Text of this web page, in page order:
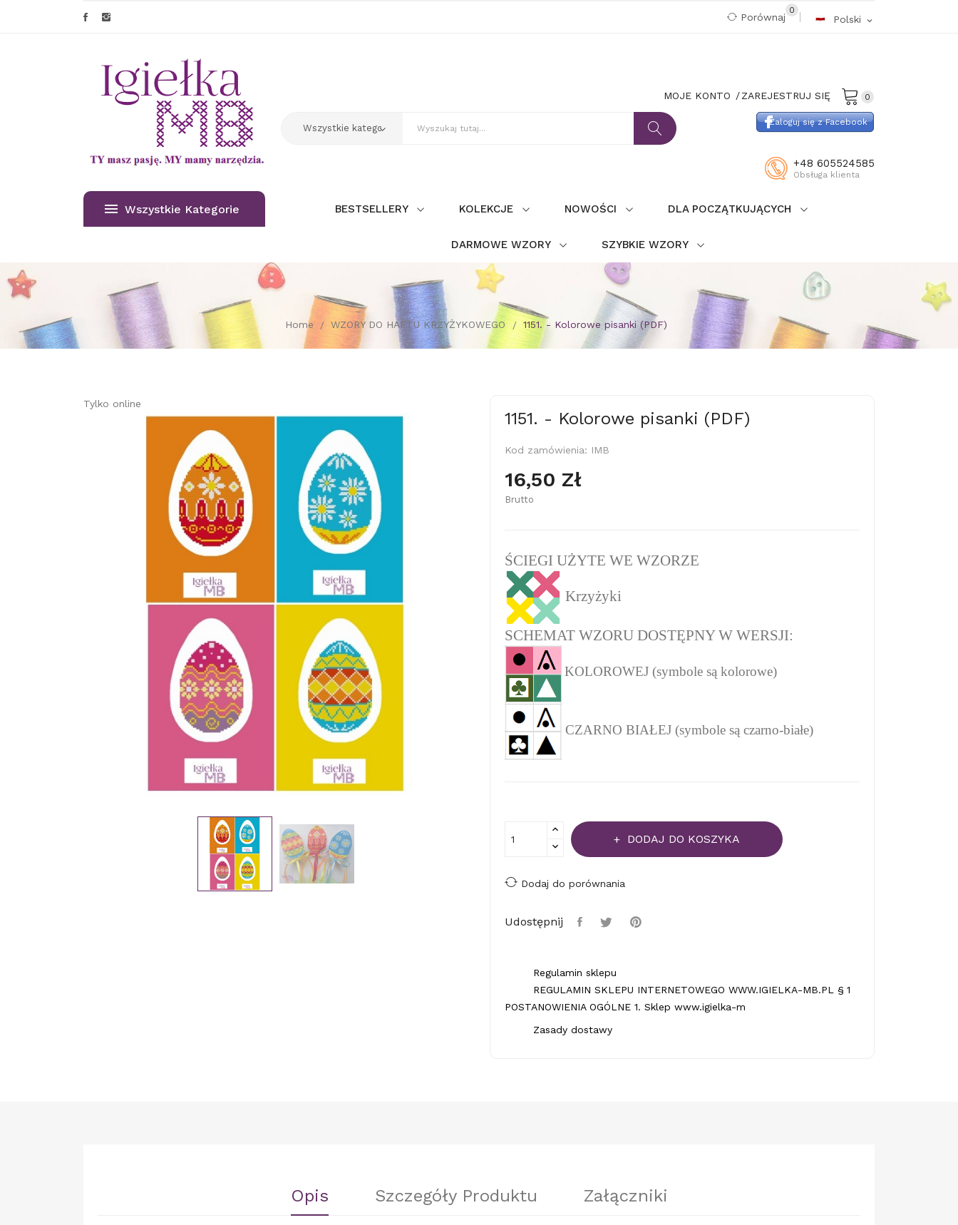
Polski expand_more
Porównaj
0
0
MOJE KONTO ZAREJESTRUJ SIĘ
+48 605524585
Obsługa klienta
Zaloguj się z Facebook
Wszystkie Kategorie BESTSELLERY KOLEKCJE NOWOŚCI DLA POCZĄTKUJĄCYCH
DARMOWE WZORY SZYBKIE WZORY
Home WZORY DO HAFTU KRZYŻYKOWEGO 1151. - Kolorowe pisanki (PDF)
Tylko online
1151. - Kolorowe pisanki (PDF)
Kod zamówienia: IMB
16,50 Zł
Brutto
ŚCIEGI UŻYTE WE WZORZE
Krzyżyki
SCHEMAT WZORU DOSTĘPNY W WERSJI:
KOLOROWEJ (symbole są kolorowe)
CZARNO BIAŁEJ (symbole są czarno-białe)
DODAJ DO KOSZYKA
Dodaj do porównania
Udostępnij
Regulamin sklepu
REGULAMIN SKLEPU INTERNETOWEGO WWW.IGIELKA-MB.PL § 1
POSTANOWIENIA OGÓLNE 1. Sklep www.igielka-m
Zasady dostawy
Opis Szczegóły Produktu Załączniki